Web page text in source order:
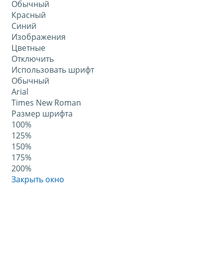
Обычный
Красный
Синий
Изображения
Цветные
Отключить
Использовать шрифт
Обычный
Arial
Times New Roman
Размер шрифта
100%
125%
150%
175%
200%
Закрыть окно